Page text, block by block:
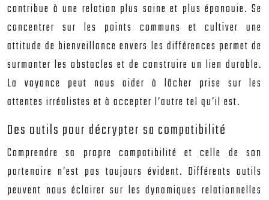
contribue à une relation plus saine et plus épanouie. Se
concentrer sur les points communs et cultiver une
attitude de bienveillance envers les différences permet de
surmonter les obstacles et de construire un lien durable.
La voyance peut nous aider à lâcher prise sur les
attentes irréalistes et à accepter l’autre tel qu’il est.
Des outils pour décrypter sa compatibilité
Comprendre sa propre compatibilité et celle de son
partenaire n’est pas toujours évident. Différents outils
peuvent nous éclairer sur les dynamiques relationnelles